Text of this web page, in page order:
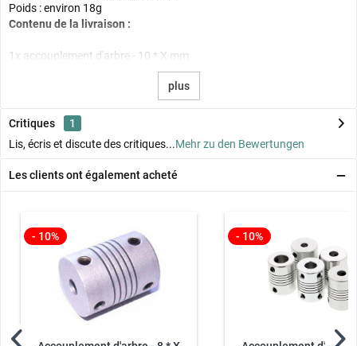
Poids : environ 18g
Contenu de la livraison :
1x accouplement d'arbre - 10 * X mm
plus
Critiques
1
Lis, écris et discute des critiques...Mehr zu den Bewertungen
Les clients ont également acheté
- 10% - 10%